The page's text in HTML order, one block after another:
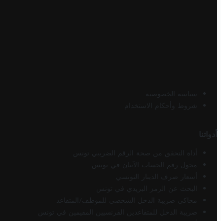
سياسة الخصوصية
شروط وأحكام الاستخدام
أدواتنا
أداة التحقق من صحة الرقم الضريبي تونس
محول رقم الحساب الآيبان في تونس
أسعار صرف الدينار التونسي
البحث عن الرمز البريدي في تونس
محاكي ضريبة الدخل الشخصي للموظف/المتقاعد
ضريبة الدخل للمتقاعدين الفرنسيين المقيمين في تونس